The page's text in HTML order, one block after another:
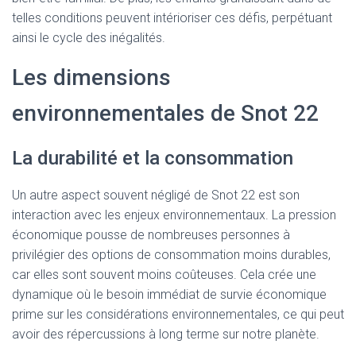
telles conditions peuvent intérioriser ces défis, perpétuant
ainsi le cycle des inégalités.
Les dimensions
environnementales de Snot 22
La durabilité et la consommation
Un autre aspect souvent négligé de Snot 22 est son
interaction avec les enjeux environnementaux. La pression
économique pousse de nombreuses personnes à
privilégier des options de consommation moins durables,
car elles sont souvent moins coûteuses. Cela crée une
dynamique où le besoin immédiat de survie économique
prime sur les considérations environnementales, ce qui peut
avoir des répercussions à long terme sur notre planète.